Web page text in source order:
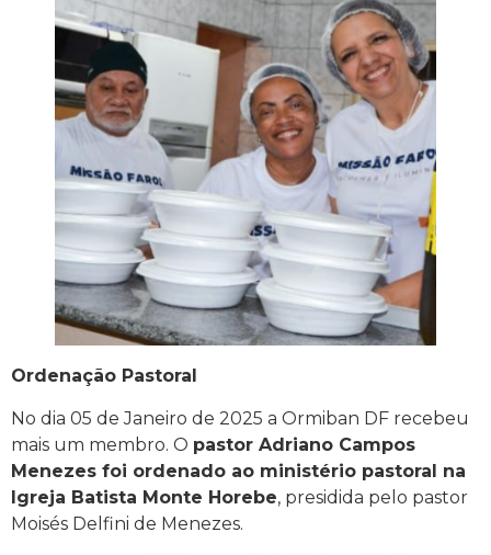
Ordenação Pastoral
No dia 05 de Janeiro de 2025 a Ormiban DF recebeu
mais um membro. O pastor Adriano Campos
Menezes foi ordenado ao ministério pastoral na
Igreja Batista Monte Horebe, presidida pelo pastor
Moisés Delfini de Menezes.